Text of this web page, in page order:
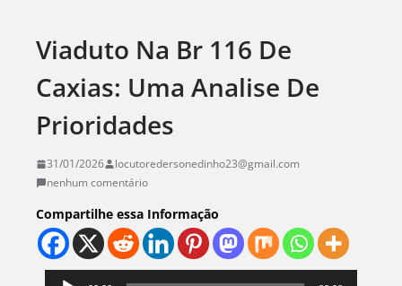
Viaduto Na Br 116 De
Caxias: Uma Analise De
Prioridades
31/01/2026
locutoredersonedinho23@gmail.com
nenhum comentário
Compartilhe essa Informação
Tocador